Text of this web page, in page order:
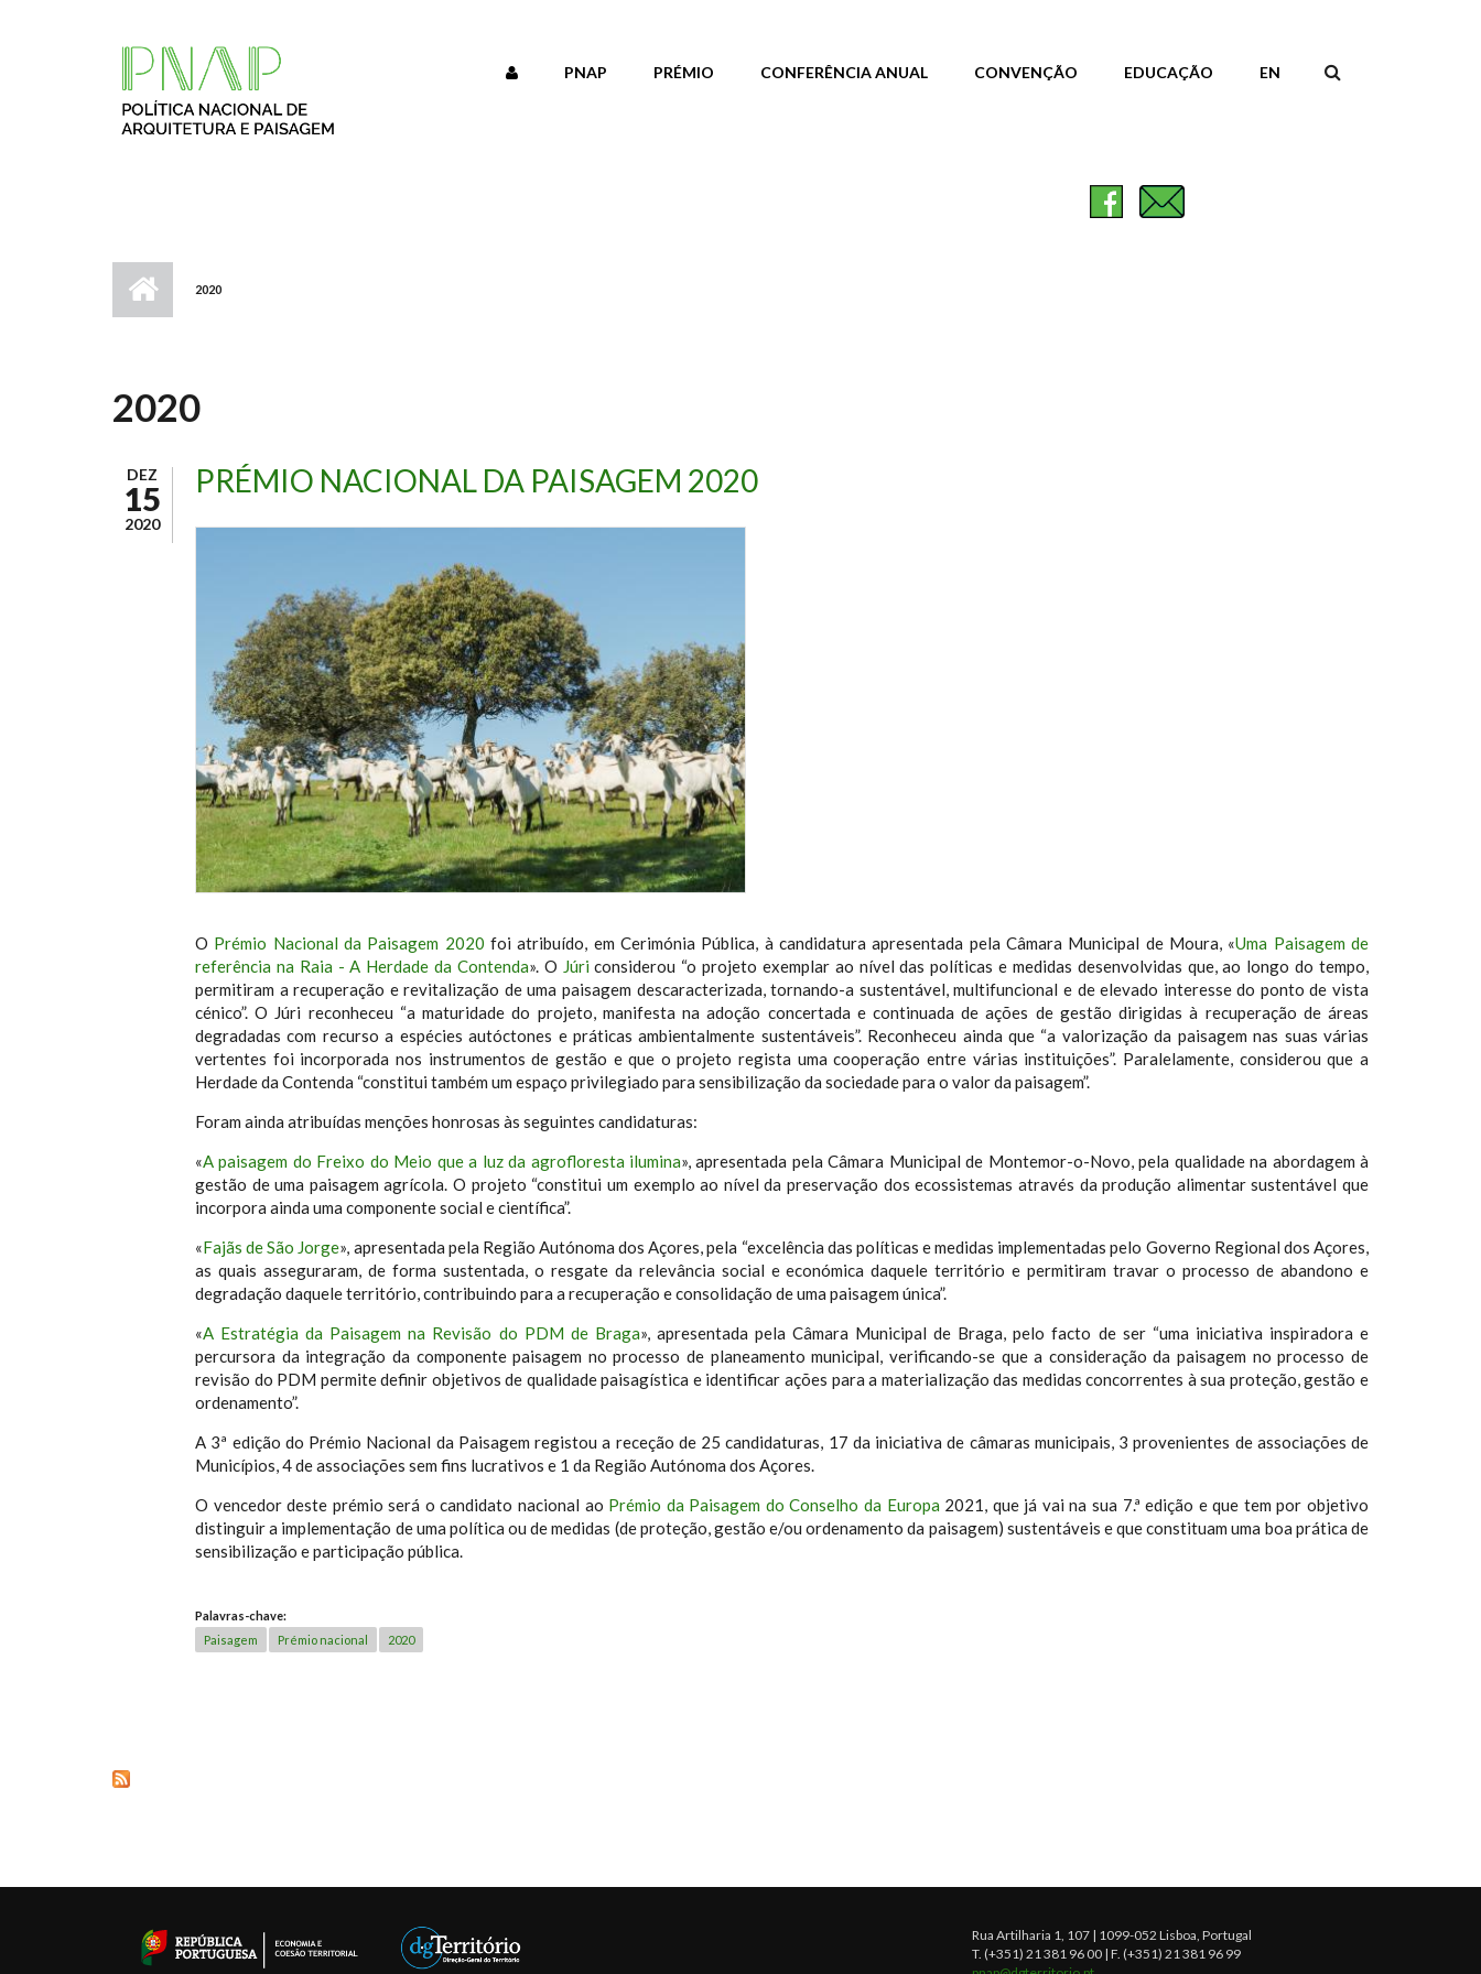
PNAP PRÉMIO CONFERÊNCIA ANUAL CONVENÇÃO EDUCAÇÃO EN
2020
2020
DEZ
15
2020
PRÉMIO NACIONAL DA PAISAGEM 2020
O Prémio Nacional da Paisagem 2020 foi atribuído, em Cerimónia Pública, à candidatura apresentada pela Câmara Municipal de Moura, «Uma Paisagem de
referência na Raia - A Herdade da Contenda». O Júri considerou “o projeto exemplar ao nível das políticas e medidas desenvolvidas que, ao longo do tempo,
permitiram a recuperação e revitalização de uma paisagem descaracterizada, tornando-a sustentável, multifuncional e de elevado interesse do ponto de vista
cénico”. O Júri reconheceu “a maturidade do projeto, manifesta na adoção concertada e continuada de ações de gestão dirigidas à recuperação de áreas
degradadas com recurso a espécies autóctones e práticas ambientalmente sustentáveis”. Reconheceu ainda que “a valorização da paisagem nas suas várias
vertentes foi incorporada nos instrumentos de gestão e que o projeto regista uma cooperação entre várias instituições”. Paralelamente, considerou que a
Herdade da Contenda “constitui também um espaço privilegiado para sensibilização da sociedade para o valor da paisagem”.
Foram ainda atribuídas menções honrosas às seguintes candidaturas:
«A paisagem do Freixo do Meio que a luz da agrofloresta ilumina», apresentada pela Câmara Municipal de Montemor-o-Novo, pela qualidade na abordagem à
gestão de uma paisagem agrícola. O projeto “constitui um exemplo ao nível da preservação dos ecossistemas através da produção alimentar sustentável que
incorpora ainda uma componente social e científica”.
«Fajãs de São Jorge», apresentada pela Região Autónoma dos Açores, pela “excelência das políticas e medidas implementadas pelo Governo Regional dos Açores,
as quais asseguraram, de forma sustentada, o resgate da relevância social e económica daquele território e permitiram travar o processo de abandono e
degradação daquele território, contribuindo para a recuperação e consolidação de uma paisagem única”.
«A Estratégia da Paisagem na Revisão do PDM de Braga», apresentada pela Câmara Municipal de Braga, pelo facto de ser “uma iniciativa inspiradora e
percursora da integração da componente paisagem no processo de planeamento municipal, verificando-se que a consideração da paisagem no processo de
revisão do PDM permite definir objetivos de qualidade paisagística e identificar ações para a materialização das medidas concorrentes à sua proteção, gestão e
ordenamento”.
A 3ª edição do Prémio Nacional da Paisagem registou a receção de 25 candidaturas, 17 da iniciativa de câmaras municipais, 3 provenientes de associações de
Municípios, 4 de associações sem fins lucrativos e 1 da Região Autónoma dos Açores.
O vencedor deste prémio será o candidato nacional ao Prémio da Paisagem do Conselho da Europa 2021, que já vai na sua 7.ª edição e que tem por objetivo
distinguir a implementação de uma política ou de medidas (de proteção, gestão e/ou ordenamento da paisagem) sustentáveis e que constituam uma boa prática de
sensibilização e participação pública.
Palavras-chave:
Paisagem
Prémio nacional 2020
Rua Artilharia 1, 107 | 1099-052 Lisboa, Portugal
T. (+351) 21 381 96 00 | F. (+351) 21 381 96 99